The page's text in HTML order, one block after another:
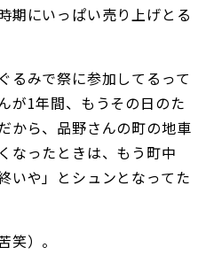
期にいっぱい売り上げとる
るみで祭に参加してるって
が1年間、もうその日のた
から、品野さんの町の地車
なったときは、もう町中
いや」とシュンとなってた
笑）。